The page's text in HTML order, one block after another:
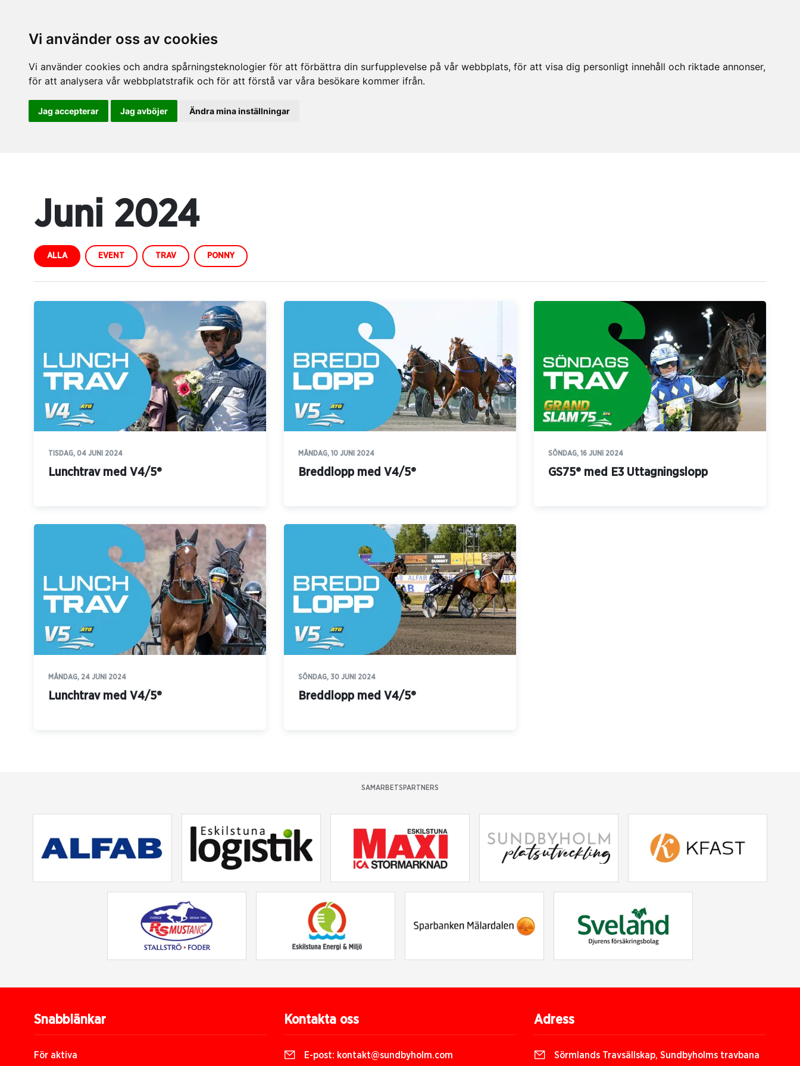
Vi använder oss av cookies
Vi använder cookies och andra spårningsteknologier för att förbättra din surfupplevelse på vår webbplats, för att visa dig personligt innehåll och riktade annonser,
för att analysera vår webbplatstrafik och för att förstå var våra besökare kommer ifrån.
Jag accepterar Jag avböjer Ändra mina inställningar
Juni 2024
ALLA EVENT TRAV PONNY
TISDAG, 04 JUNI 2024
Lunchtrav med V4/5®
MÅNDAG, 10 JUNI 2024
Breddlopp med V4/5®
SÖNDAG, 16 JUNI 2024
GS75® med E3 Uttagningslopp
MÅNDAG, 24 JUNI 2024
Lunchtrav med V4/5®
SÖNDAG, 30 JUNI 2024
Breddlopp med V4/5®
SAMARBETSPARTNERS
Snabblänkar
För aktiva
Kontakta oss
E-post: kontakt@sundbyholm.com
Adress
Sörmlands Travsällskap, Sundbyholms travbana